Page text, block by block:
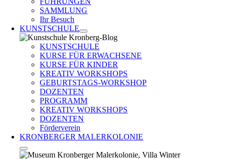
SAMMLUNG
Ihr Besuch
KUNSTSCHULE
KUNSTSCHULE
KURSE FÜR ERWACHSENE
KURSE FÜR KINDER
KREATIV WORKSHOPS
GEBURTSTAGS-WORKSHOP
DOZENTEN
PROGRAMM
KREATIV WORKSHOPS
DOZENTEN
Förderverein
KRONBERGER MALERKOLONIE